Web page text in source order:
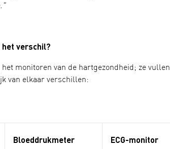
het verschil?
monitoren van de hartgezondheid; ze
van elkaar verschillen:
Bloeddrukmeter ECG-monitor